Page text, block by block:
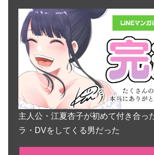
主人公・江夏杏子が初めて付き合っ
ラ・DVをしてくる男だった